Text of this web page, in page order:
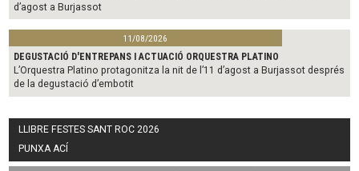
d’agost a Burjassot
11/08/2026
DEGUSTACIÓ D'ENTREPANS I ACTUACIÓ ORQUESTRA PLATINO
L’Orquestra Platino protagonitza la nit de l’11 d’agost a Burjassot després
de la degustació d’embotit
LLIBRE FESTES SANT ROC 2026
PUNXA ACÍ